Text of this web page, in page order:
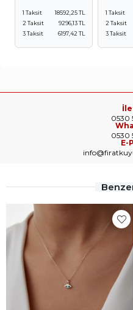
1 Taksit
18592,25 TL
2 Taksit
9296,13 TL
3 Taksit
6197,42 TL
1 Taksit
2 Taksit
3 Taksit
0530
0530
E-